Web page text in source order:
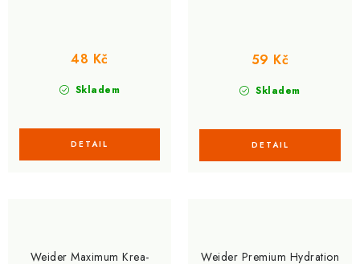
Skladem
48 Kč
Skladem
59 Kč
Weider Maximum Krea-
Weider Premium Hydration